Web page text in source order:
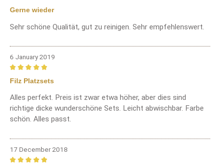
Review with rating of 5 out of 5 stars
Gerne wieder
Sehr schöne Qualität, gut zu reinigen. Sehr empfehlenswert.
6 January 2019
Review with rating of 5 out of 5 stars
Filz Platzsets
Alles perfekt. Preis ist zwar etwa höher, aber dies sind
richtige dicke wunderschöne Sets. Leicht abwischbar. Farbe
schön. Alles passt.
17 December 2018